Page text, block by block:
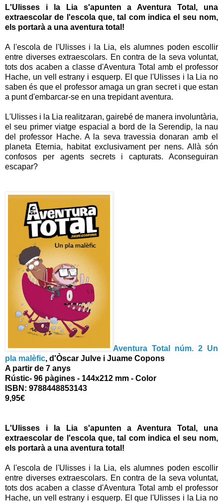
L'Ulisses i la Lia s'apunten a Aventura Total, una
extraescolar de l'escola que, tal com indica el seu nom,
els portarà a una aventura total!
A l'escola de l'Ulisses i la Lia, els alumnes poden escollir
entre diverses extraescolars. En contra de la seva voluntat,
tots dos acaben a classe d'Aventura Total amb el professor
Hache, un vell estrany i esquerp. El que l'Ulisses i la Lia no
saben és que el professor amaga un gran secret i que estan
a punt d'embarcar-se en una trepidant aventura.
L'Ulisses i la Lia realitzaran, gairebé de manera involuntària,
el seu primer viatge espacial a bord de la Serendip, la nau
del professor Hache. A la seva travessia donaran amb el
planeta Eternia, habitat exclusivament per nens. Allà són
confosos per agents secrets i capturats. Aconseguiran
escapar?
Aventura Total núm. 2 Un
pla malèfic, d'Òscar Julve i Juame Copons
A partir de 7 anys
Rústic- 96 pàgines - 144x212 mm - Color
ISBN: 9788448853143
9,95€
L'Ulisses i la Lia s'apunten a Aventura Total, una
extraescolar de l'escola que, tal com indica el seu nom,
els portarà a una aventura total!
A l'escola de l'Ulisses i la Lia, els alumnes poden escollir
entre diverses extraescolars. En contra de la seva voluntat,
tots dos acaben a classe d'Aventura Total amb el professor
Hache, un vell estrany i esquerp. El que l'Ulisses i la Lia no